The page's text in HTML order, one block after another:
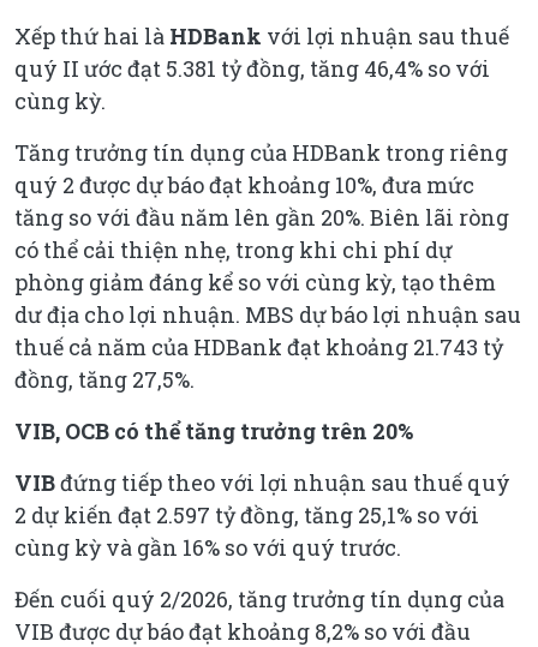
Xếp thứ hai là HDBank với lợi nhuận sau thuế
quý II ước đạt 5.381 tỷ đồng, tăng 46,4% so với
cùng kỳ.
Tăng trưởng tín dụng của HDBank trong riêng
quý 2 được dự báo đạt khoảng 10%, đưa mức
tăng so với đầu năm lên gần 20%. Biên lãi ròng
có thể cải thiện nhẹ, trong khi chi phí dự
phòng giảm đáng kể so với cùng kỳ, tạo thêm
dư địa cho lợi nhuận. MBS dự báo lợi nhuận sau
thuế cả năm của HDBank đạt khoảng 21.743 tỷ
đồng, tăng 27,5%.
VIB, OCB có thể tăng trưởng trên 20%
VIBđứng tiếp theo với lợi nhuận sau thuế quý
2 dự kiến đạt 2.597 tỷ đồng, tăng 25,1% so với
cùng kỳ và gần 16% so với quý trước.
Đến cuối quý 2/2026, tăng trưởng tín dụng của
VIB được dự báo đạt khoảng 8,2% so với đầu